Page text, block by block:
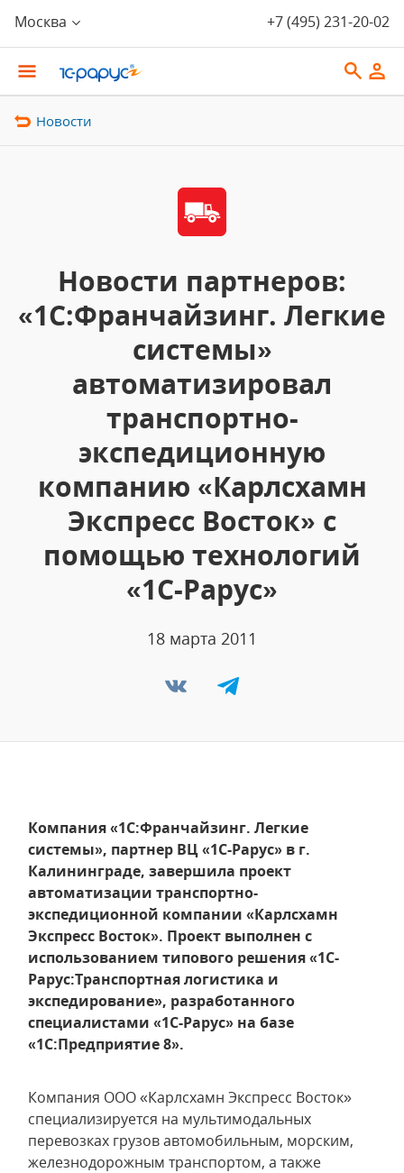
Москва +7 (495) 231-20-02
Новости
Новости партнеров:
«1С:Франчайзинг. Легкие
системы»
автоматизировал
транспортно-
экспедиционную
компанию «Карлсхамн
Экспресс Восток» с
помощью технологий
«1C-Рарус»
18 марта 2011
Компания «1С:Франчайзинг. Легкие
системы», партнер ВЦ «1С-Рарус» в г.
Калининграде, завершила проект
автоматизации транспортно-
экспедиционной компании «Карлсхамн
Экспресс Восток». Проект выполнен с
использованием типового решения «1C-
Рарус:Транспортная логистика и
экспедирование», разработанного
специалистами «1С-Рарус» на базе
«1С:Предприятие 8».
Компания ООО «Карлсхамн Экспресс Восток»
специализируется на мультимодальных
перевозках грузов автомобильным, морским,
железнодорожным транспортом, а также